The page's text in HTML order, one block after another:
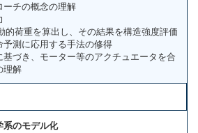
ーチの概念の理解
荷重を算出し、その結果を構造強度評価
予測に応用する手法の修得
づき、モーター等のアクチュエータを合
理解
系のモデル化